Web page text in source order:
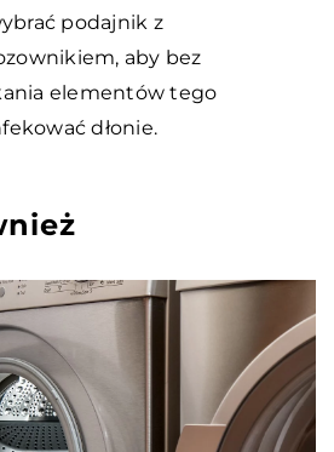
podajnik z
aby bez
elementów tego
dłonie.